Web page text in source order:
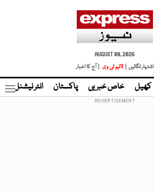
AUGUST 08, 2026
اشتہار لگائیں |
لائیو ٹی وی | آج کا اخبار
کھیل خاص خبریں پاکستان انٹر نیشنل